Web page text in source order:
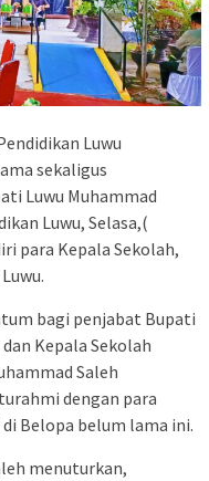
Luwu
sekaligus
Luwu Muhammad
Luwu, Selasa,(
para Kepala Sekolah,
bagi penjabat Bupati
Kepala Sekolah
Saleh
dengan para
Belopa belum lama ini.
menuturkan,